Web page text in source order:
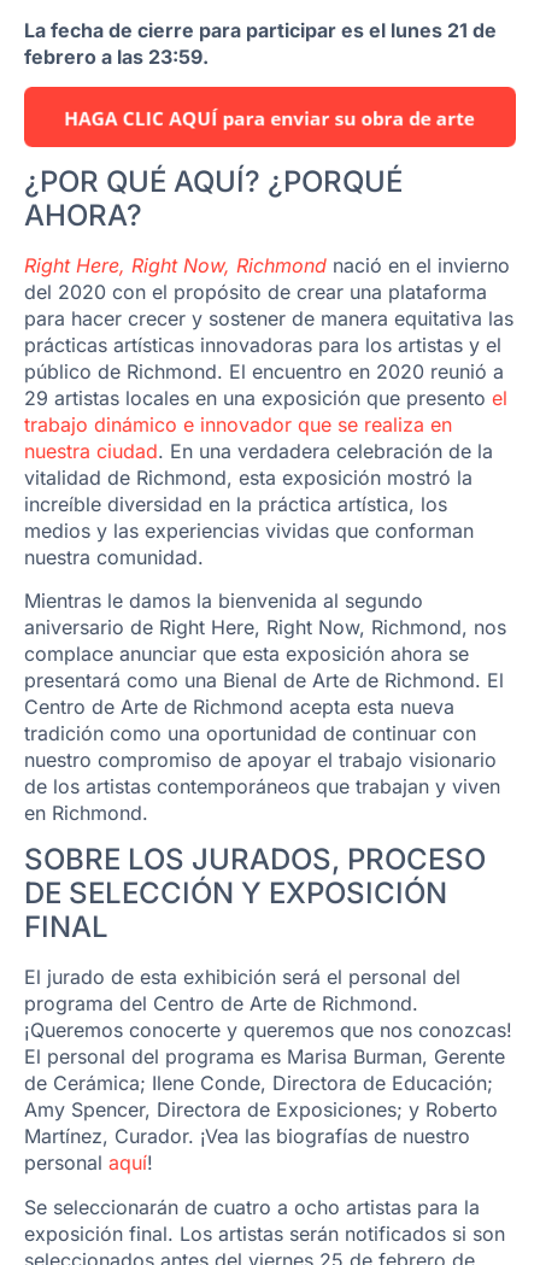
La fecha de cierre para participar es el lunes 21 de
febrero a las 23:59.
¿POR QUÉ AQUÍ? ¿PORQUÉ
AHORA?
Right Here, Right Now, Richmond nació en el invierno
del 2020 con el propósito de crear una plataforma
para hacer crecer y sostener de manera equitativa las
prácticas artísticas innovadoras para los artistas y el
público de Richmond. El encuentro en 2020 reunió a
29 artistas locales en una exposición que presento el
trabajo dinámico e innovador que se realiza en
nuestra ciudad. En una verdadera celebración de la
vitalidad de Richmond, esta exposición mostró la
increíble diversidad en la práctica artística, los
medios y las experiencias vividas que conforman
nuestra comunidad.
Mientras le damos la bienvenida al segundo
aniversario de Right Here, Right Now, Richmond, nos
complace anunciar que esta exposición ahora se
presentará como una Bienal de Arte de Richmond. El
Centro de Arte de Richmond acepta esta nueva
tradición como una oportunidad de continuar con
nuestro compromiso de apoyar el trabajo visionario
de los artistas contemporáneos que trabajan y viven
en Richmond.
SOBRE LOS JURADOS, PROCESO
DE SELECCIÓN Y EXPOSICIÓN
FINAL
El jurado de esta exhibición será el personal del
programa del Centro de Arte de Richmond.
¡Queremos conocerte y queremos que nos conozcas!
El personal del programa es Marisa Burman, Gerente
de Cerámica; Ilene Conde, Directora de Educación;
Amy Spencer, Directora de Exposiciones; y Roberto
Martínez, Curador. ¡Vea las biografías de nuestro
personal aquí!
Se seleccionarán de cuatro a ocho artistas para la
exposición final. Los artistas serán notificados si son
seleccionados antes del viernes 25 de febrero de